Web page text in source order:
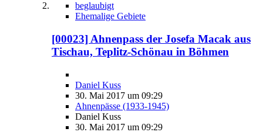
beglaubigt
Ehemalige Gebiete
[00023] Ahnenpass der Josefa Macak aus
Tischau, Teplitz-Schönau in Böhmen
Daniel Kuss
30. Mai 2017 um 09:29
Ahnenpässe (1933-1945)
Daniel Kuss
30. Mai 2017 um 09:29